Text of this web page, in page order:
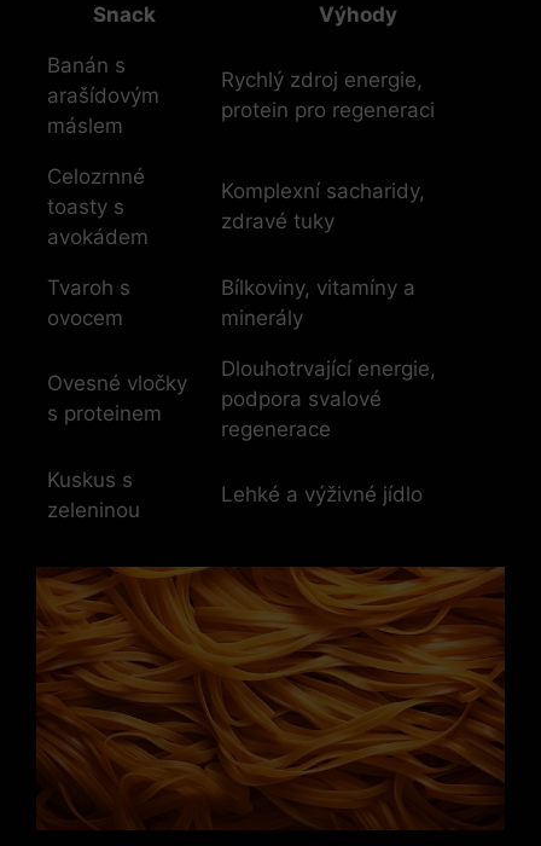
Snack Výhody
Banán s
arašídovým
máslem
Rychlý zdroj energie,
protein pro regeneraci
Celozrnné
toasty s
avokádem
Komplexní sacharidy,
zdravé tuky
Tvaroh s
ovocem
Bílkoviny, vitamíny a
minerály
Ovesné vločky
s proteinem
Dlouhotrvající energie,
podpora svalové
regenerace
Kuskus s
zeleninou
Lehké a výživné jídlo